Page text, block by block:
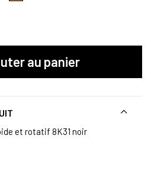
au panier
et rotatif 8K31 noir